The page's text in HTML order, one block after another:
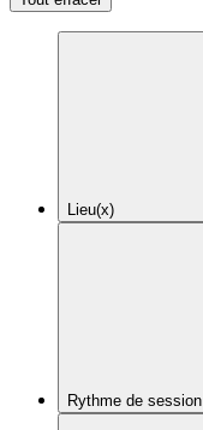
Lieu(x)
Rythme de session